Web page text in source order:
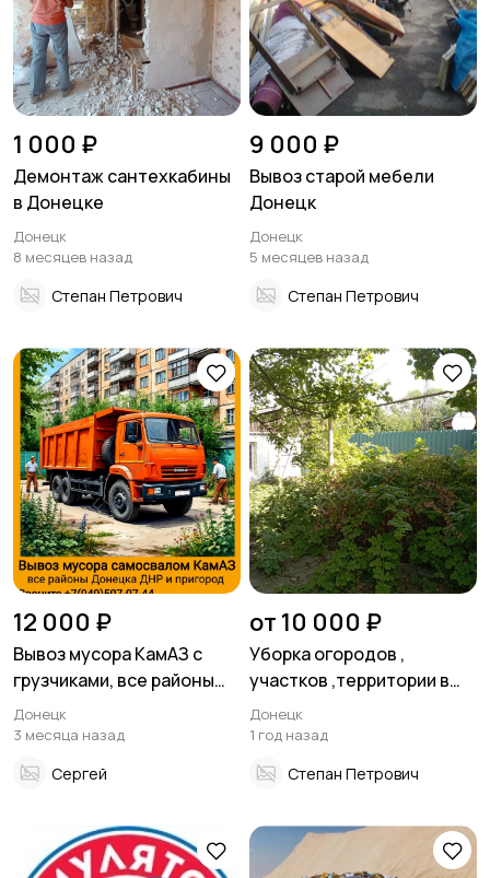
1 000 ₽
Демонтаж сантехкабины
в Донецке
Донецк
8 месяцев назад
Степан Петрович
9 000 ₽
Вывоз старой мебели
Донецк
Донецк
5 месяцев назад
Степан Петрович
12 000 ₽
Вывоз мусора КамАЗ с
грузчиками, все районы
Донецка ДНР
Донецк
3 месяца назад
Сергей
от 10 000 ₽
Уборка огородов ,
участков ,территории в
Донецке
Донецк
1 год назад
Степан Петрович